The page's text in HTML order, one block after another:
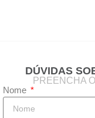
DÚVIDAS
PREENCHA
Nome